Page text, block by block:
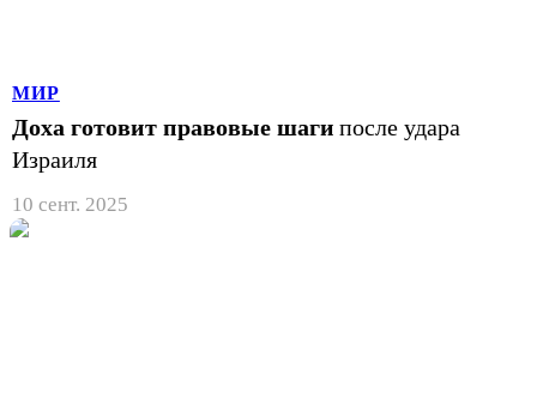
МИР
Доха готовит правовые шаги после удара
Израиля
10 сент. 2025